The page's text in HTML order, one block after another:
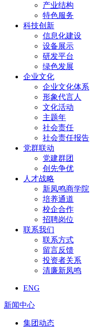
产业结构
特色服务
科技创新
信息化建设
设备展示
研发平台
绿色发展
企业文化
企业文化体系
形象代言人
文化活动
主题年
社会责任
社会责任报告
党群联动
党建群团
创先争优
人才战略
新凤鸣商学院
培养通道
校企合作
招聘岗位
联系我们
联系方式
留言反馈
投资者关系
清廉新凤鸣
ENG
新闻中心
集团动态